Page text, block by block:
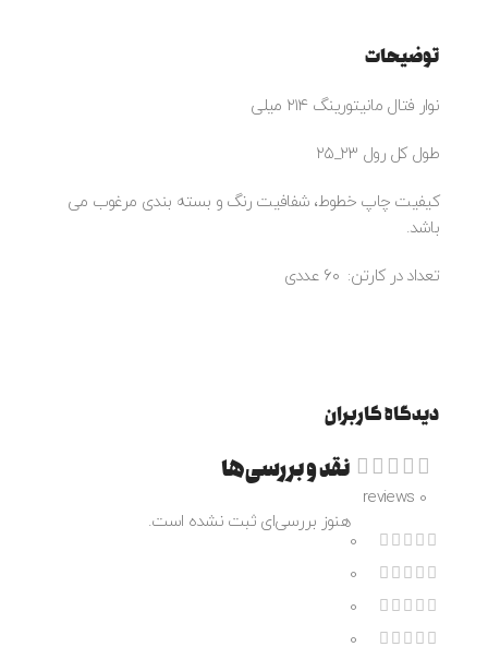
توضیحات
نوار فتال مانیتورینگ ۲۱۴ میلی
طول کل رول ۲۳_۲۵
کیفیت چاپ خطوط، شفافیت رنگ و بسته بندی مرغوب می
باشد.
تعداد در کارتن: ۶۰ عددی
دیدگاه کاربران
0 reviews
0
0
0
0
نقد و بررسی‌ها
هنوز بررسی‌ای ثبت نشده است.